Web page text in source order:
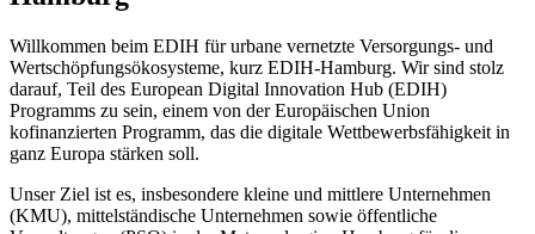
Willkommen beim EDIH für urbane vernetzte Versorgungs- und
Wertschöpfungsökosysteme, kurz EDIH-Hamburg. Wir sind stolz
darauf, Teil des European Digital Innovation Hub (EDIH)
Programms zu sein, einem von der Europäischen Union
kofinanzierten Programm, das die digitale Wettbewerbsfähigkeit in
ganz Europa stärken soll.
Unser Ziel ist es, insbesondere kleine und mittlere Unternehmen
(KMU), mittelständische Unternehmen sowie öffentliche